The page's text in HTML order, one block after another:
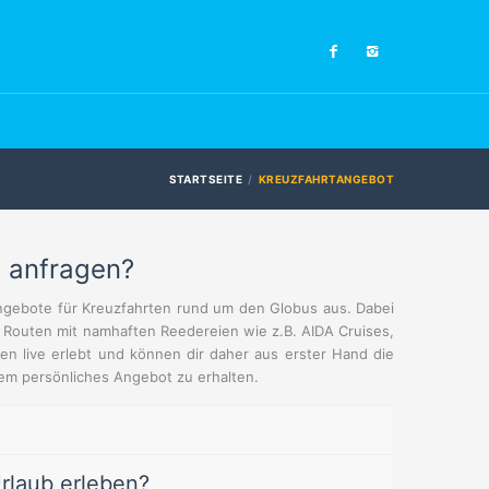
STARTSEITE KREUZFAHRTANGEBOT
für Kreuzfahrten rund um den Globus aus. Dabei
mit namhaften Reedereien wie z.B. AIDA Cruises,
live erlebt und können dir daher aus erster Hand die
persönliches Angebot zu erhalten.
erleben?